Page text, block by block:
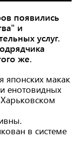
появились
и
услуг.
же.
японских макак
енотовидных
в системе